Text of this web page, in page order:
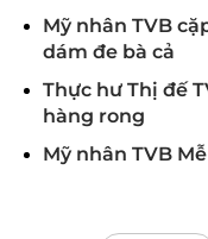
Mỹ nhân TVB
dám đe bà cả
Thực hư Thị đế
hàng rong
Mỹ nhân TVB